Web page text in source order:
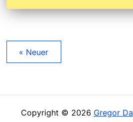
« Neuer
Copyright © 2026 Gregor